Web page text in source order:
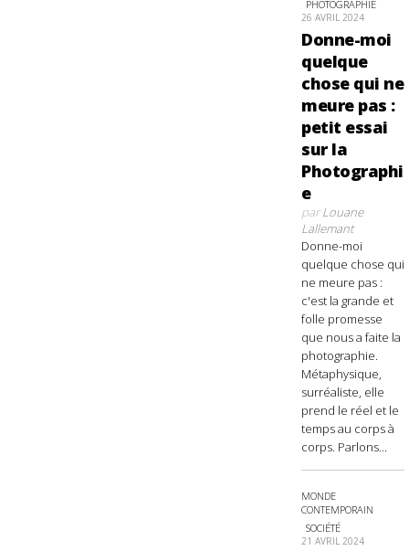
PHOTOGRAPHIE
26 AVRIL 2024
Donne-moi
quelque
chose qui ne
meure pas :
petit essai
sur la
Photographi
e
parLouane
Lallemant
Donne-moi
quelque chose qui
ne meure pas :
c'est la grande et
folle promesse
que nous a faite la
photographie.
Métaphysique,
surréaliste, elle
prend le réel et le
temps au corps à
corps. Parlons...
MONDE
CONTEMPORAIN
SOCIÉTÉ
21 AVRIL 2024